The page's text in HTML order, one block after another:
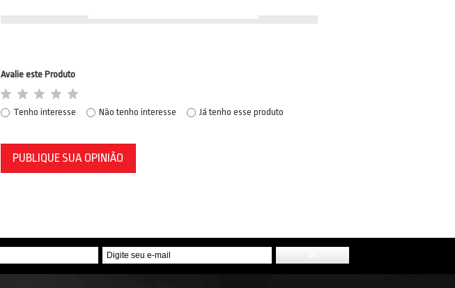
Avalie este Produto
Tenho interesse Não tenho interesse Já tenho esse produto
PUBLIQUE SUA OPINIÃO